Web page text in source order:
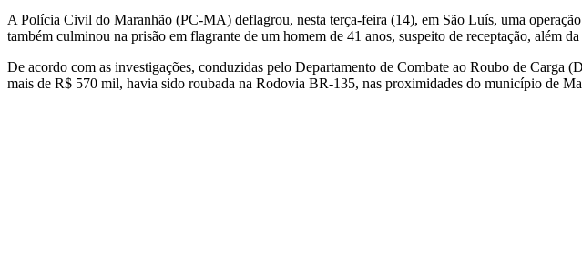
A Polícia Civil do Maranhão (PC-MA) deflagrou, nesta terça-feira (14), em São Luís, uma
também culminou na prisão em flagrante de um homem de 41 anos, suspeito de receptação, além
De acordo com as investigações, conduzidas pelo Departamento de Combate ao Roubo de
mais de R$ 570 mil, havia sido roubada na Rodovia BR-135, nas proximidades do município de